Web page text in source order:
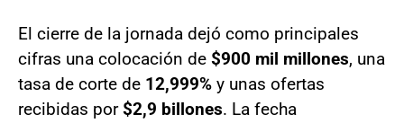
El cierre de la jornada dejó como principales
cifras una colocación de $900 mil millones, una
tasa de corte de 12,999% y unas ofertas
recibidas por$2,9 billones. La fecha